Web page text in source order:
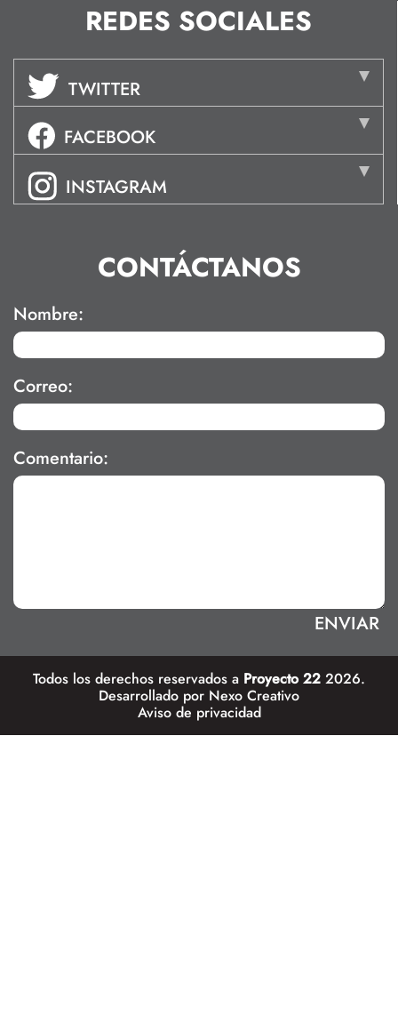
REDES SOCIALES
TWITTER
FACEBOOK
INSTAGRAM
CONTÁCTANOS
Nombre:
Correo:
Comentario:
Todos los derechos reservados a Proyecto 22 2026.
Desarrollado por Nexo Creativo
Aviso de privacidad